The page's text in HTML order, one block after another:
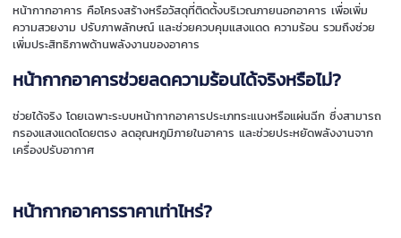
หน้ากากอาคาร คือโครงสร้างหรือวัสดุที่ติดตั้งบริเวณภายนอกอาคาร เพื่อเพิ่ม
ความสวยงาม ปรับภาพลักษณ์ และช่วยควบคุมแสงแดด ความร้อน รวมถึงช่วย
เพิ่มประสิทธิภาพด้านพลังงานของอาคาร
หน้ากากอาคารช่วยลดความร้อนได้จริงหรือไม่?
ช่วยได้จริง โดยเฉพาะระบบหน้ากากอาคารประเภทระแนงหรือแผ่นฉีก ซึ่งสามารถ
กรองแสงแดดโดยตรง ลดอุณหภูมิภายในอาคาร และช่วยประหยัดพลังงานจาก
เครื่องปรับอากาศ
หน้ากากอาคารราคาเท่าไหร่?